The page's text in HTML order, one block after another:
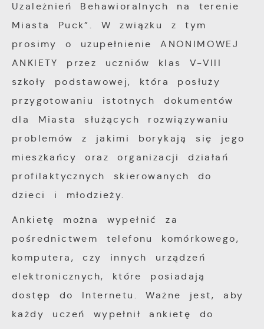
Uzależnień Behawioralnych na terenie
Miasta Puck”. W związku z tym
prosimy o uzupełnienie ANONIMOWEJ
ANKIETY przez uczniów klas V-VIII
szkoły podstawowej, która posłuży
przygotowaniu istotnych dokumentów
dla Miasta służących rozwiązywaniu
problemów z jakimi borykają się jego
mieszkańcy oraz organizacji działań
profilaktycznych skierowanych do
dzieci i młodzieży.
Ankietę można wypełnić za
pośrednictwem telefonu komórkowego,
komputera, czy innych urządzeń
elektronicznych, które posiadają
dostęp do Internetu. Ważne jest, aby
każdy uczeń wypełnił ankietę do